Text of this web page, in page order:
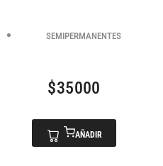
SEMIPERMANENTES
$35000
AÑADIR